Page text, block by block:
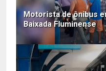
Motorista de ônibus
Baixada Fluminense